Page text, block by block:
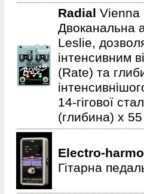
Radial
Двоканальна
Leslie,
інтенсивним
(Rate) та
14-гігової
(глибина) x
Electro-
Гітарна